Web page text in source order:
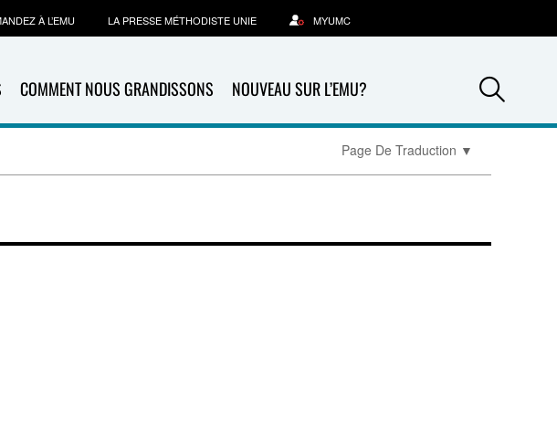
COMMENT NOUS GRANDISSONS NOUVEAU SUR L’EMU?
À L’EMU LA PRESSE MÉTHODISTE UNIE MYUMC
Page De Traduction ▼